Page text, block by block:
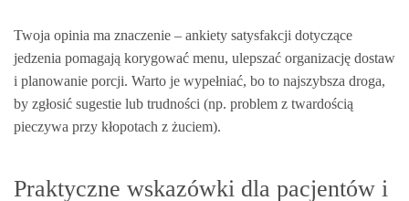
Twoja opinia ma znaczenie – ankiety satysfakcji dotyczące
jedzenia pomagają korygować menu, ulepszać organizację dostaw
i planowanie porcji. Warto je wypełniać, bo to najszybsza droga,
by zgłosić sugestie lub trudności (np. problem z twardością
pieczywa przy kłopotach z żuciem).
Praktyczne wskazówki dla pacjentów i